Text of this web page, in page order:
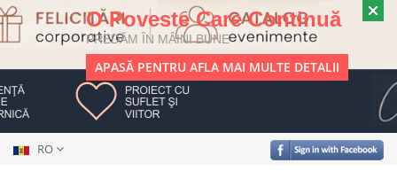
O Poveste Care Continuă
PREDĂM ÎN MÂINI BUNE
APASĂ PENTRU AFLA MAI MULTE DETALII
RO